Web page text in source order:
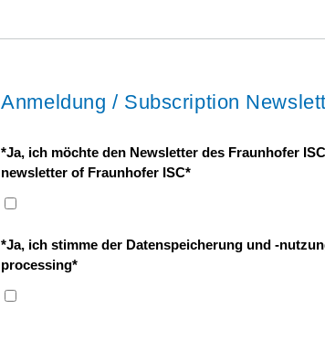
Anmeldung / Subscription
*Ja, ich möchte den Newsletter des Fraunhofer
newsletter of Fraunhofer ISC
*Ja, ich stimme der Datenspeicherung und -
processing